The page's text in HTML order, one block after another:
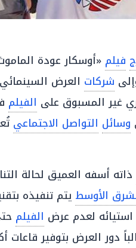
فيلم «أوسكار عودة
شركات العرض
غير المسبوق على الفيلم
وسائل التواصل الاجتماعي
ذاته أسفه العميق لحالة
الأوسط
لعدم عرض الفيلم
دور العرض بتوفير قاعات